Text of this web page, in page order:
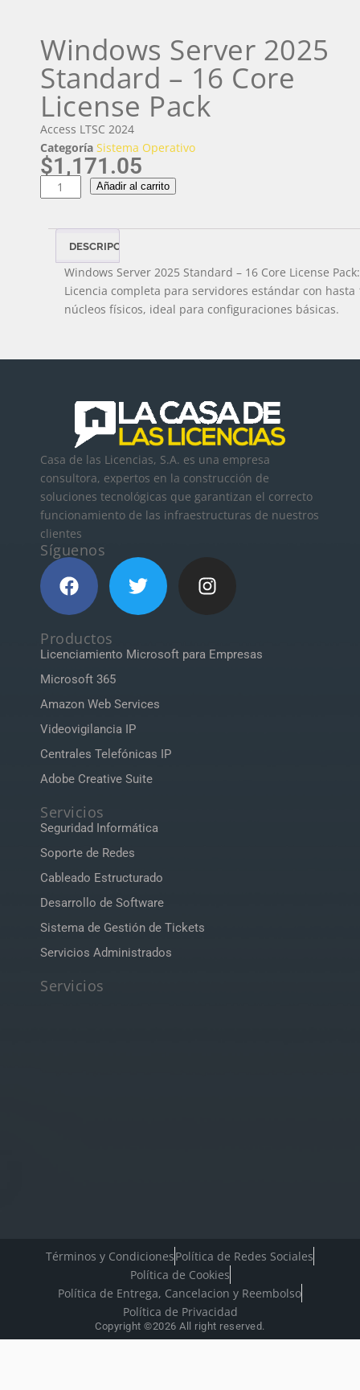
Windows Server 2025
Standard – 16 Core
License Pack
Access LTSC 2024
Categoría Sistema Operativo
$1,171.05
Añadir al carrito
DESCRIPCIÓN
Windows Server 2025 Standard – 16 Core License Pack:
Licencia completa para servidores estándar con hasta
núcleos físicos, ideal para configuraciones básicas.
Casa de las Licencias, S.A. es una empresa
consultora, expertos en la construcción de
soluciones tecnológicas que garantizan el correcto
funcionamiento de las infraestructuras de nuestros
clientes
Síguenos
Productos
Licenciamiento Microsoft para Empresas
Microsoft 365
Amazon Web Services
Videovigilancia IP
Centrales Telefónicas IP
Adobe Creative Suite
Servicios
Seguridad Informática
Soporte de Redes
Cableado Estructurado
Desarrollo de Software
Sistema de Gestión de Tickets
Servicios Administrados
Servicios
Términos y CondicionesPolítica de Redes Sociales
Política de Cookies
Política de Entrega, Cancelacion y Reembolso
Política de Privacidad
Copyright ©2026 All right reserved.